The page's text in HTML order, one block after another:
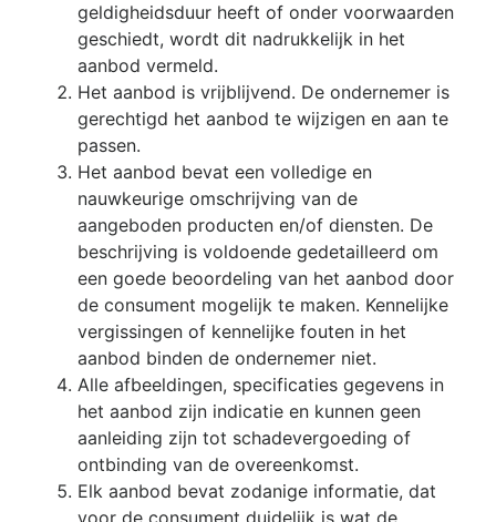
geldigheidsduur heeft of onder voorwaarden
geschiedt, wordt dit nadrukkelijk in het
aanbod vermeld.
Het aanbod is vrijblijvend. De ondernemer is
gerechtigd het aanbod te wijzigen en aan te
passen.
Het aanbod bevat een volledige en
nauwkeurige omschrijving van de
aangeboden producten en/of diensten. De
beschrijving is voldoende gedetailleerd om
een goede beoordeling van het aanbod door
de consument mogelijk te maken. Kennelijke
vergissingen of kennelijke fouten in het
aanbod binden de ondernemer niet.
Alle afbeeldingen, specificaties gegevens in
het aanbod zijn indicatie en kunnen geen
aanleiding zijn tot schadevergoeding of
ontbinding van de overeenkomst.
Elk aanbod bevat zodanige informatie, dat
voor de consument duidelijk is wat de